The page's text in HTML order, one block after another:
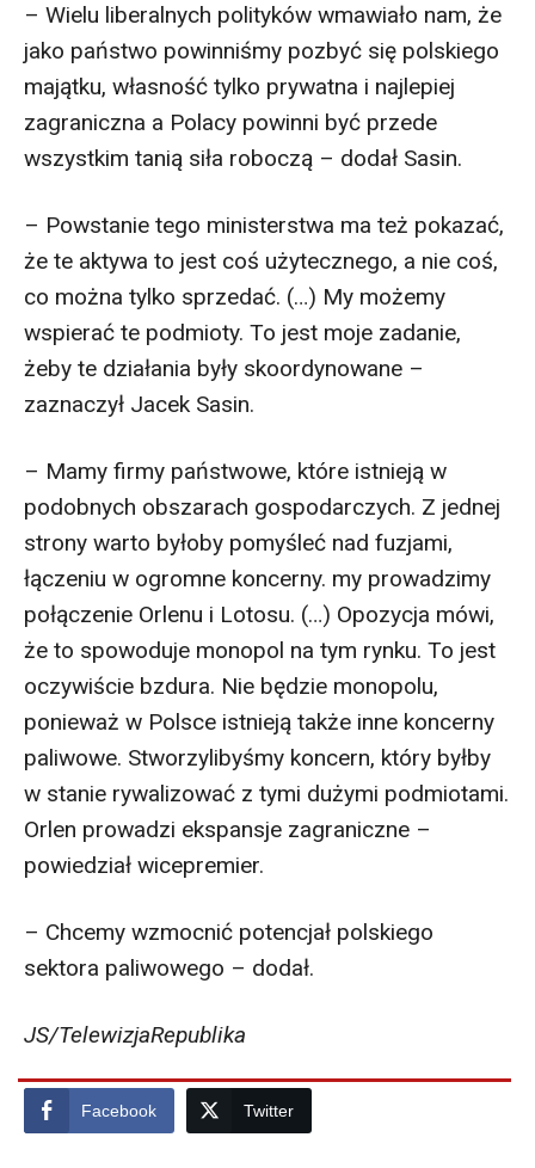
– Wielu liberalnych polityków wmawiało nam, że
jako państwo powinniśmy pozbyć się polskiego
majątku, własność tylko prywatna i najlepiej
zagraniczna a Polacy powinni być przede
wszystkim tanią siła roboczą – dodał Sasin.
– Powstanie tego ministerstwa ma też pokazać,
że te aktywa to jest coś użytecznego, a nie coś,
co można tylko sprzedać. (…) My możemy
wspierać te podmioty. To jest moje zadanie,
żeby te działania były skoordynowane –
zaznaczył Jacek Sasin.
– Mamy firmy państwowe, które istnieją w
podobnych obszarach gospodarczych. Z jednej
strony warto byłoby pomyśleć nad fuzjami,
łączeniu w ogromne koncerny. my prowadzimy
połączenie Orlenu i Lotosu. (…) Opozycja mówi,
że to spowoduje monopol na tym rynku. To jest
oczywiście bzdura. Nie będzie monopolu,
ponieważ w Polsce istnieją także inne koncerny
paliwowe. Stworzylibyśmy koncern, który byłby
w stanie rywalizować z tymi dużymi podmiotami.
Orlen prowadzi ekspansje zagraniczne –
powiedział wicepremier.
– Chcemy wzmocnić potencjał polskiego
sektora paliwowego – dodał.
JS/TelewizjaRepublika
Facebook Twitter